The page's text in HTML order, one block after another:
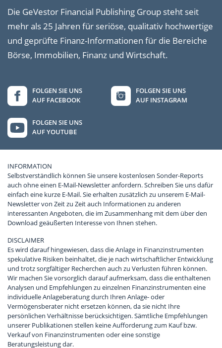
Die GeVestor Financial Publishing Group steht seit
mehr als 25 Jahren für seriöse, qualitativ hochwertige
und geprüfte Finanz-Informationen für die Bereiche
Börse, Immobilien, Finanz und Wirtschaft.
FOLGEN SIE UNS
AUF FACEBOOK
FOLGEN SIE UNS
AUF INSTAGRAM
FOLGEN SIE UNS
AUF YOUTUBE
INFORMATION
Selbstverständlich können Sie unsere kostenlosen Sonder-Reports
auch ohne einen E-Mail-Newsletter anfordern. Schreiben Sie uns dafür
einfach eine kurze E-Mail. Sie erhalten zusätzlich zu unserem E-Mail-
Newsletter von Zeit zu Zeit auch Informationen zu anderen
interessanten Angeboten, die im Zusammenhang mit dem über den
Download geäußerten Interesse von Ihnen stehen.
DISCLAIMER
Es wird darauf hingewiesen, dass die Anlage in Finanzinstrumenten
spekulative Risiken beinhaltet, die je nach wirtschaftlicher Entwicklung
und trotz sorgfältiger Recherchen auch zu Verlusten führen können.
Wir machen Sie vorsorglich darauf aufmerksam, dass die enthaltenen
Analysen und Empfehlungen zu einzelnen Finanzinstrumenten eine
individuelle Anlageberatung durch Ihren Anlage- oder
Vermögensberater nicht ersetzen können, da sie nicht Ihre
persönlichen Verhältnisse berücksichtigen. Sämtliche Empfehlungen
unserer Publikationen stellen keine Aufforderung zum Kauf bzw.
Verkauf von Finanzinstrumenten oder eine sonstige
Beratungsleistung dar.